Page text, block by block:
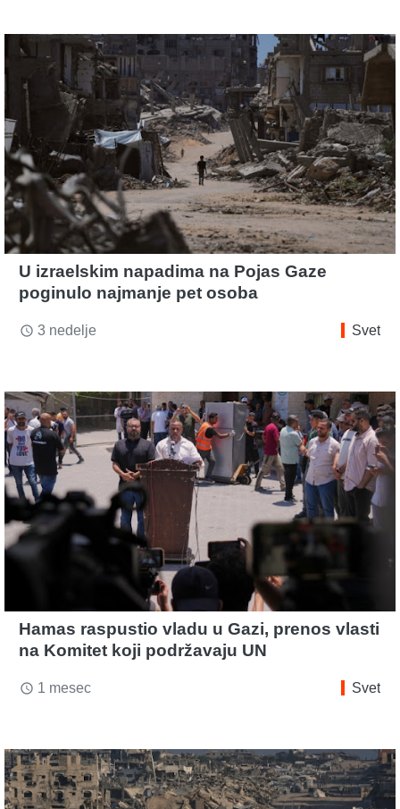
U izraelskim napadima na Pojas Gaze
poginulo najmanje pet osoba
access_time 3 nedelje Svet
Hamas raspustio vladu u Gazi, prenos vlasti
na Komitet koji podržavaju UN
access_time 1 mesec Svet